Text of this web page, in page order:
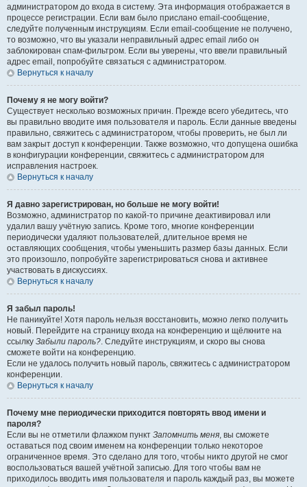
администратором до входа в систему. Эта информация отображается в
процессе регистрации. Если вам было прислано email-сообщение,
следуйте полученным инструкциям. Если email-сообщение не получено,
то возможно, что вы указали неправильный адрес email либо он
заблокирован спам-фильтром. Если вы уверены, что ввели правильный
адрес email, попробуйте связаться с администратором.
Вернуться к началу
Почему я не могу войти?
Существует несколько возможных причин. Прежде всего убедитесь, что
вы правильно вводите имя пользователя и пароль. Если данные введены
правильно, свяжитесь с администратором, чтобы проверить, не был ли
вам закрыт доступ к конференции. Также возможно, что допущена ошибка
в конфигурации конференции, свяжитесь с администратором для
исправления настроек.
Вернуться к началу
Я давно зарегистрирован, но больше не могу войти!
Возможно, администратор по какой-то причине деактивировал или
удалил вашу учётную запись. Кроме того, многие конференции
периодически удаляют пользователей, длительное время не
оставляющих сообщения, чтобы уменьшить размер базы данных. Если
это произошло, попробуйте зарегистрироваться снова и активнее
участвовать в дискуссиях.
Вернуться к началу
Я забыл пароль!
Не паникуйте! Хотя пароль нельзя восстановить, можно легко получить
новый. Перейдите на страницу входа на конференцию и щёлкните на
ссылку Забыли пароль?. Следуйте инструкциям, и скоро вы снова
сможете войти на конференцию.
Если не удалось получить новый пароль, свяжитесь с администратором
конференции.
Вернуться к началу
Почему мне периодически приходится повторять ввод имени и
пароля?
Если вы не отметили флажком пункт Запомнить меня, вы сможете
оставаться под своим именем на конференции только некоторое
ограниченное время. Это сделано для того, чтобы никто другой не смог
воспользоваться вашей учётной записью. Для того чтобы вам не
приходилось вводить имя пользователя и пароль каждый раз, вы можете